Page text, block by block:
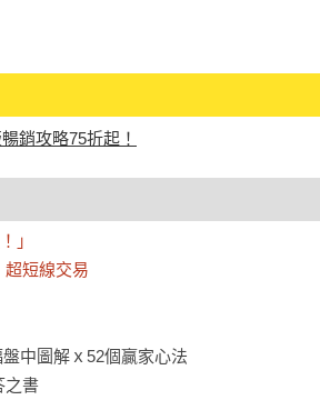
銷攻略75折起！
」
短線交易
中圖解ｘ52個贏家心法
之書